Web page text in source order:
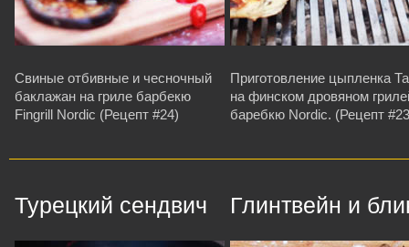
Свиные отбивные и чесночный
баклажан на гриле барбекю
Fingrill Nordic (Рецепт #24)
Приготовление цыпленка
на финском дровяном
баребкю Nordic. (Рецепт
Турецкий сендвич Глинтвейн и